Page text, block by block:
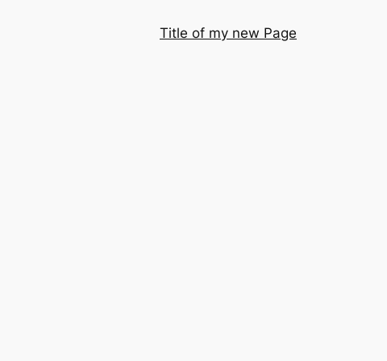
Title of my new Page